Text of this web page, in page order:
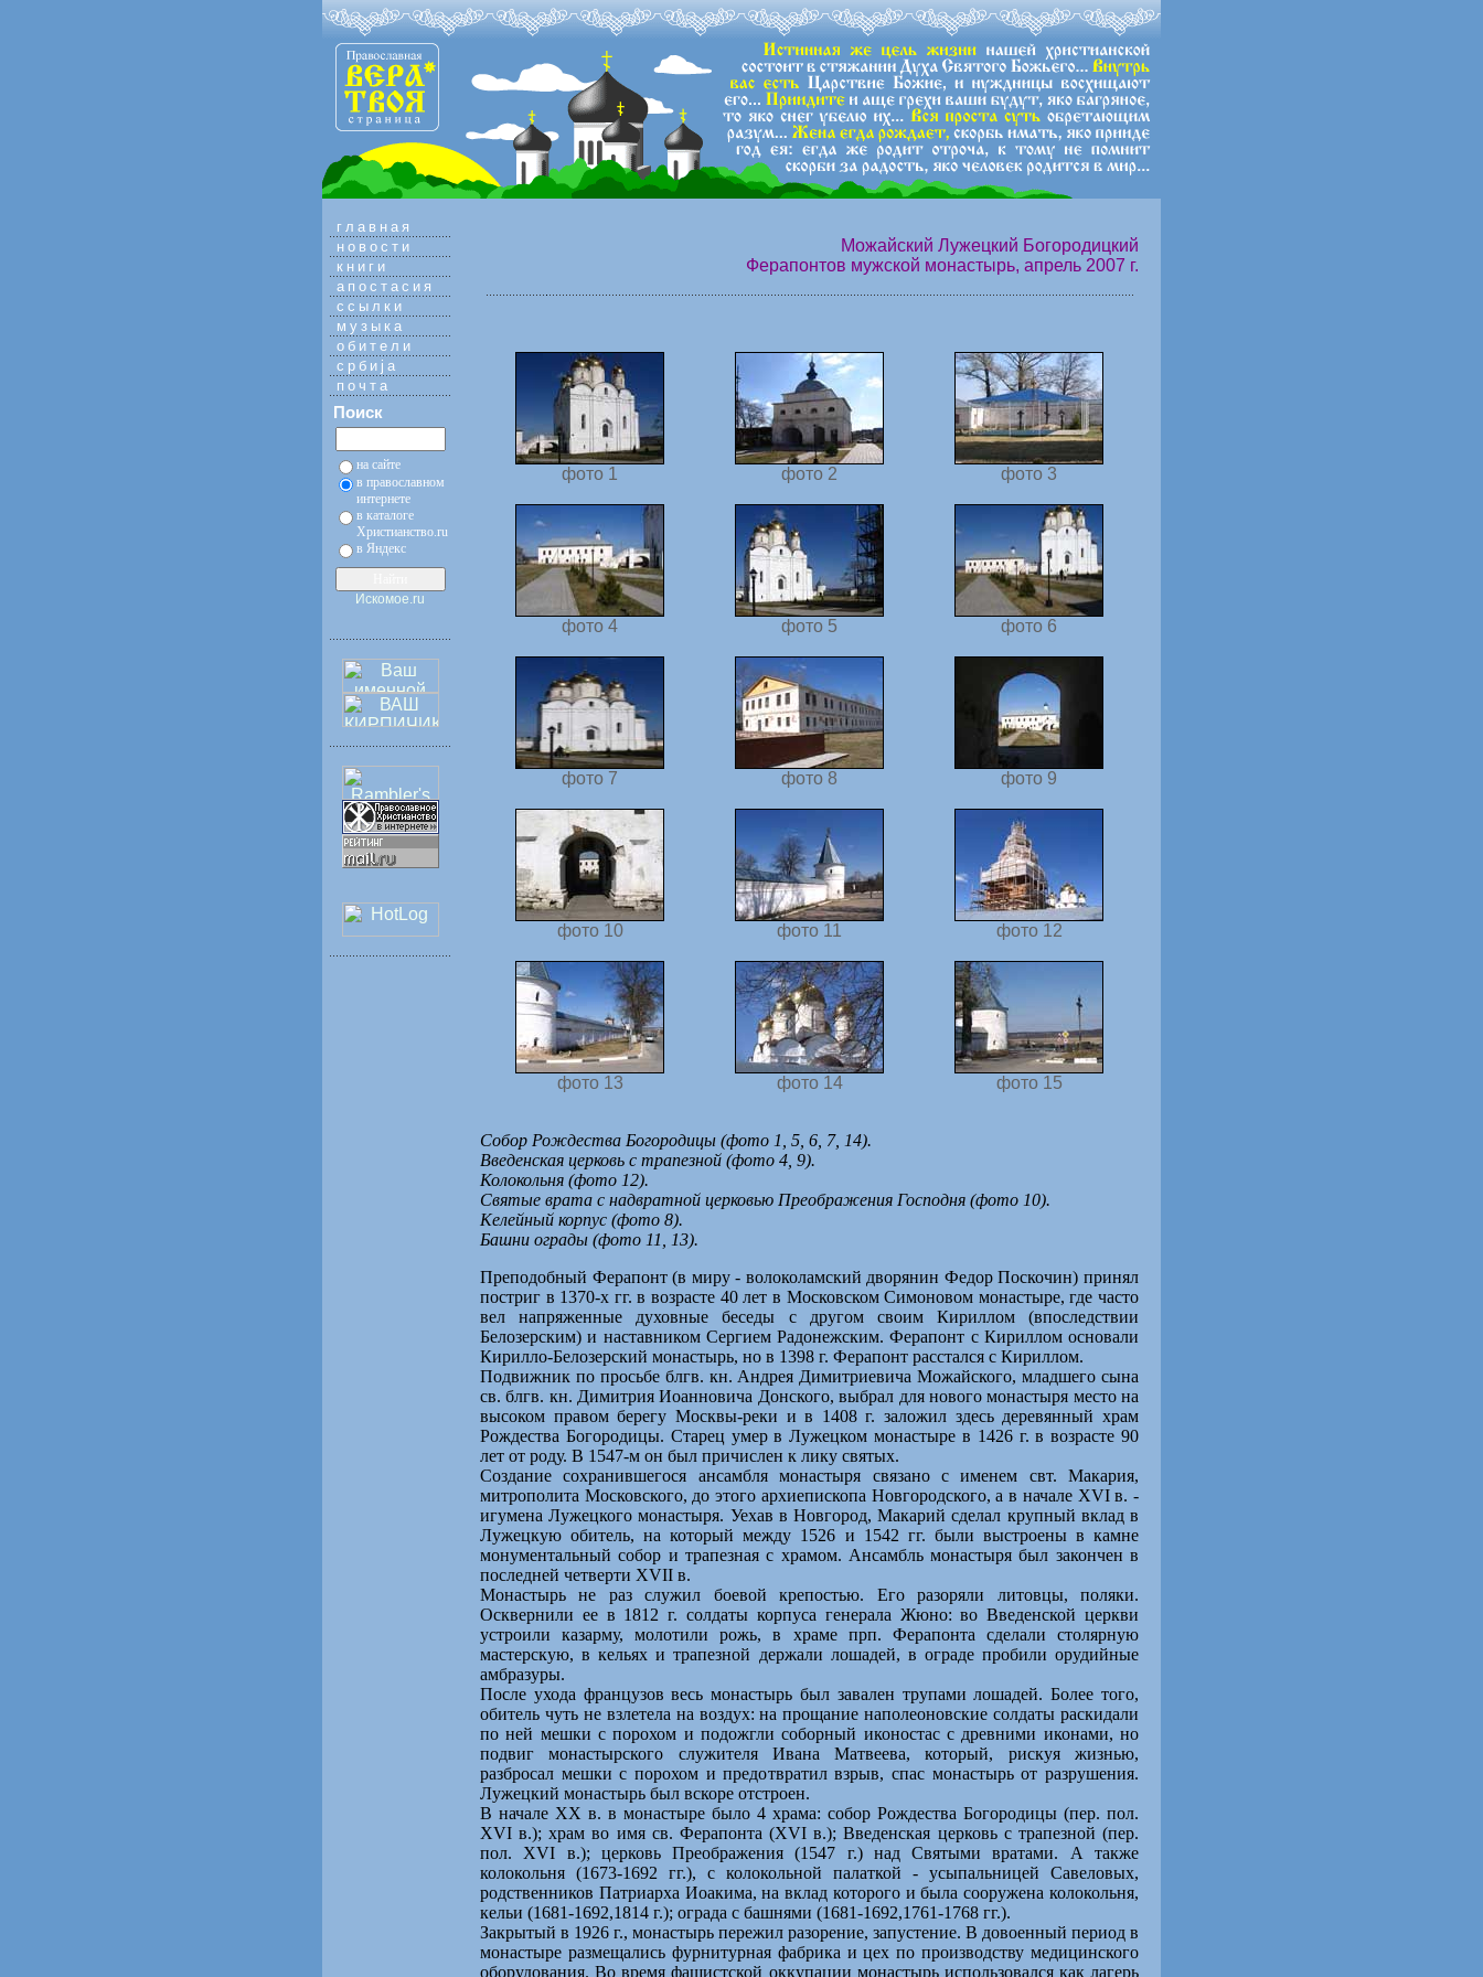
главная
новости
книги
апостасия
ссылки
музыка
обители
србиja
почта
Поиск
на сайте
в православном
интернете
в каталоге
Христианство.ru
в Яндекс
Искомое.ru
Можайский Лужецкий Богородицкий
Ферапонтов мужской монастырь, апрель 2007 г.
фото 1 фото 2 фото 3
фото 4 фото 5 фото 6
фото 7 фото 8 фото 9
фото 10 фото 11 фото 12
фото 13 фото 14 фото 15
Собор Рождества Богородицы (фото 1, 5, 6, 7, 14).
Введенская церковь с трапезной (фото 4, 9).
Колокольня (фото 12).
Святые врата с надвратной церковью Преображения Господня (фото 10).
Келейный корпус (фото 8).
Башни ограды (фото 11, 13).
Преподобный Ферапонт (в миру - волоколамский дворянин Федор Поскочин) принял
постриг в 1370-х гг. в возрасте 40 лет в Московском Симоновом монастыре, где часто
вел напряженные духовные беседы с другом своим Кириллом (впоследствии
Белозерским) и наставником Сергием Радонежским. Ферапонт с Кириллом основали
Кирилло-Белозерский монастырь, но в 1398 г. Ферапонт расстался с Кириллом.
Подвижник по просьбе блгв. кн. Андрея Димитриевича Можайского, младшего сына
св. блгв. кн. Димитрия Иоанновича Донского, выбрал для нового монастыря место на
высоком правом берегу Москвы-реки и в 1408 г. заложил здесь деревянный храм
Рождества Богородицы. Старец умер в Лужецком монастыре в 1426 г. в возрасте 90
лет от роду. В 1547-м он был причислен к лику святых.
Создание сохранившегося ансамбля монастыря связано с именем свт. Макария,
митрополита Московского, до этого архиепископа Новгородского, а в начале XVI в. -
игумена Лужецкого монастыря. Уехав в Новгород, Макарий сделал крупный вклад в
Лужецкую обитель, на который между 1526 и 1542 гг. были выстроены в камне
монументальный собор и трапезная с храмом. Ансамбль монастыря был закончен в
последней четверти XVII в.
Монастырь не раз служил боевой крепостью. Его разоряли литовцы, поляки.
Осквернили ее в 1812 г. солдаты корпуса генерала Жюно: во Введенской церкви
устроили казарму, молотили рожь, в храме прп. Ферапонта сделали столярную
мастерскую, в кельях и трапезной держали лошадей, в ограде пробили орудийные
амбразуры.
После ухода французов весь монастырь был завален трупами лошадей. Более того,
обитель чуть не взлетела на воздух: на прощание наполеоновские солдаты раскидали
по ней мешки с порохом и подожгли соборный иконостас с древними иконами, но
подвиг монастырского служителя Ивана Матвеева, который, рискуя жизнью,
разбросал мешки с порохом и предотвратил взрыв, спас монастырь от разрушения.
Лужецкий монастырь был вскоре отстроен.
В начале XX в. в монастыре было 4 храма: собор Рождества Богородицы (пер. пол.
XVI в.); храм во имя св. Ферапонта (XVI в.); Введенская церковь с трапезной (пер.
пол. XVI в.); церковь Преображения (1547 г.) над Святыми вратами. А также
колокольня (1673-1692 гг.), с колокольной палаткой - усыпальницей Савеловых,
родственников Патриарха Иоакима, на вклад которого и была сооружена колокольня,
кельи (1681-1692,1814 г.); ограда с башнями (1681-1692,1761-1768 гг.).
Закрытый в 1926 г., монастырь пережил разорение, запустение. В довоенный период в
монастыре размещались фурнитурная фабрика и цех по производству медицинского
оборудования. Во время фашистской оккупации монастырь использовался как лагерь